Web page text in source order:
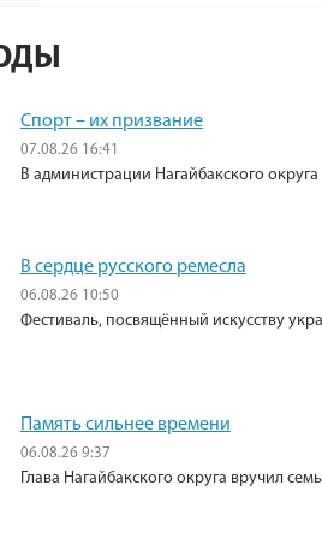
Спорт – их призвание
07.08.26 16:41
В администрации Нагайбакского
В сердце русского ремесла
06.08.26 10:50
Фестиваль, посвящённый искусству
Память сильнее времени
06.08.26 9:37
Глава Нагайбакского округа вручил